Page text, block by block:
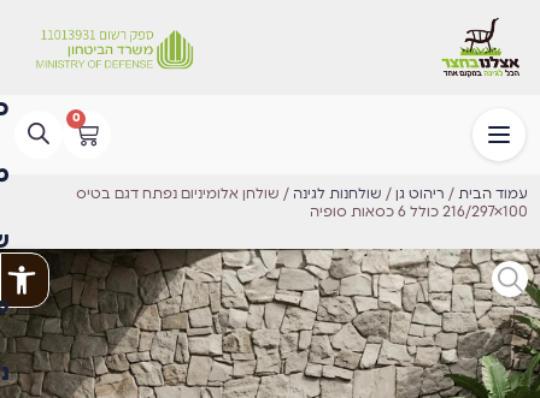
0
עמוד הבית / ריהוט גן / שולחנות לגינה
100×216/297 כולל 6 כסאות סופיה⁩